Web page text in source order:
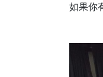
如果你